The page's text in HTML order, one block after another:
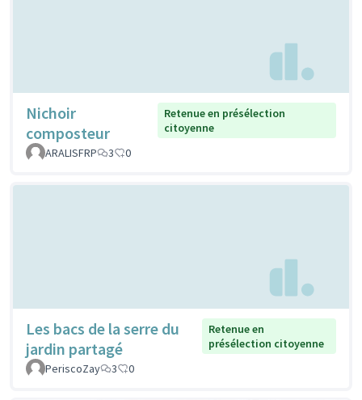
Nichoir
composteur
Retenue en présélection
citoyenne
ARALISFRP
3 0
Les bacs de la serre du
jardin partagé
Retenue en
présélection citoyenne
PeriscoZay
3 0